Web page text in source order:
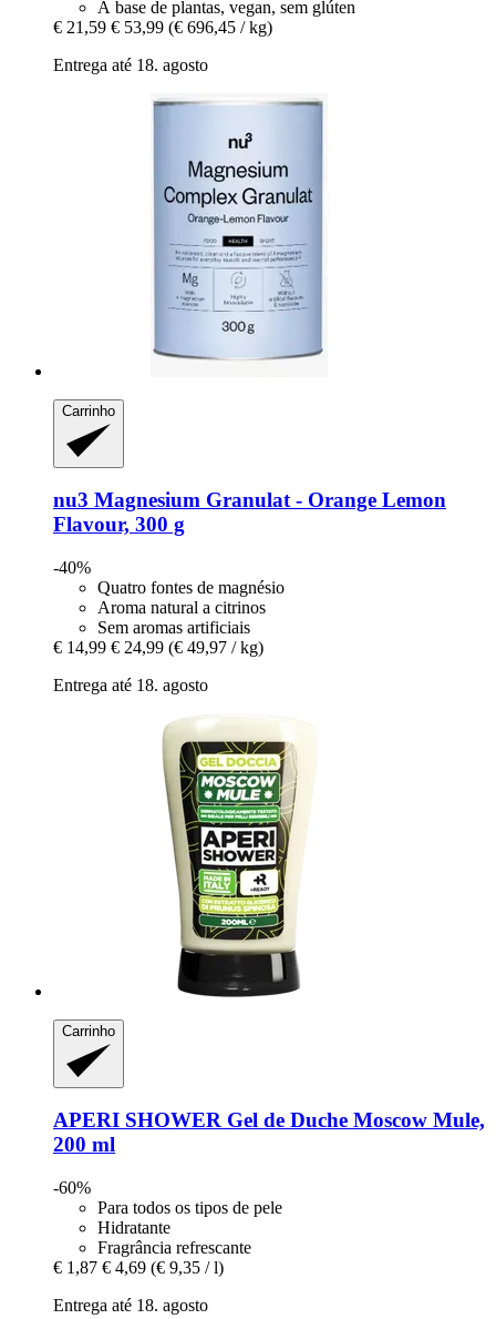
À base de plantas, vegan, sem glúten
€ 21,59 € 53,99 (€ 696,45 / kg)
Entrega até 18. agosto
Carrinho
nu3 Magnesium Granulat -​ Orange Lemon
Flavour, 300 g
-40%
Quatro fontes de magnésio
Aroma natural a citrinos
Sem aromas artificiais
€ 14,99 € 24,99 (€ 49,97 / kg)
Entrega até 18. agosto
Carrinho
APERI SHOWER Gel de Duche Moscow Mule,
200 ml
-60%
Para todos os tipos de pele
Hidratante
Fragrância refrescante
€ 1,87 € 4,69 (€ 9,35 / l)
Entrega até 18. agosto